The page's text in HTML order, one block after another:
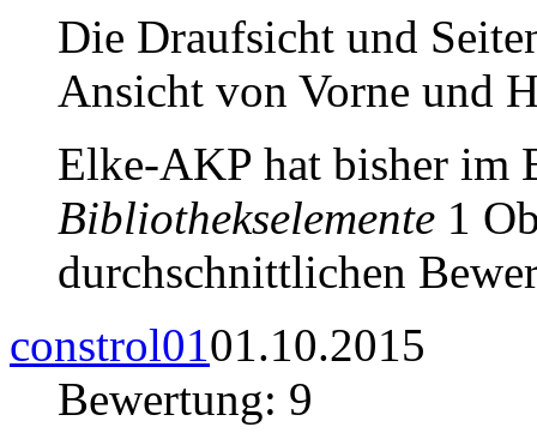
Die Draufsicht und
Ansicht von Vorne und
Elke-AKP hat bisher im
Bibliothekselemente 1
durchschnittlichen
constrol0101.10.2015
Bewertung: 9